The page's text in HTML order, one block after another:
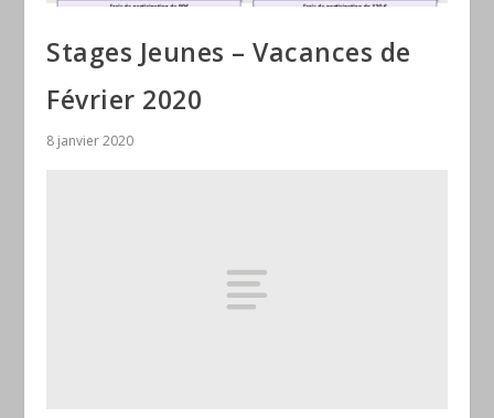
Stages Jeunes – Vacances de
Février 2020
8 janvier 2020